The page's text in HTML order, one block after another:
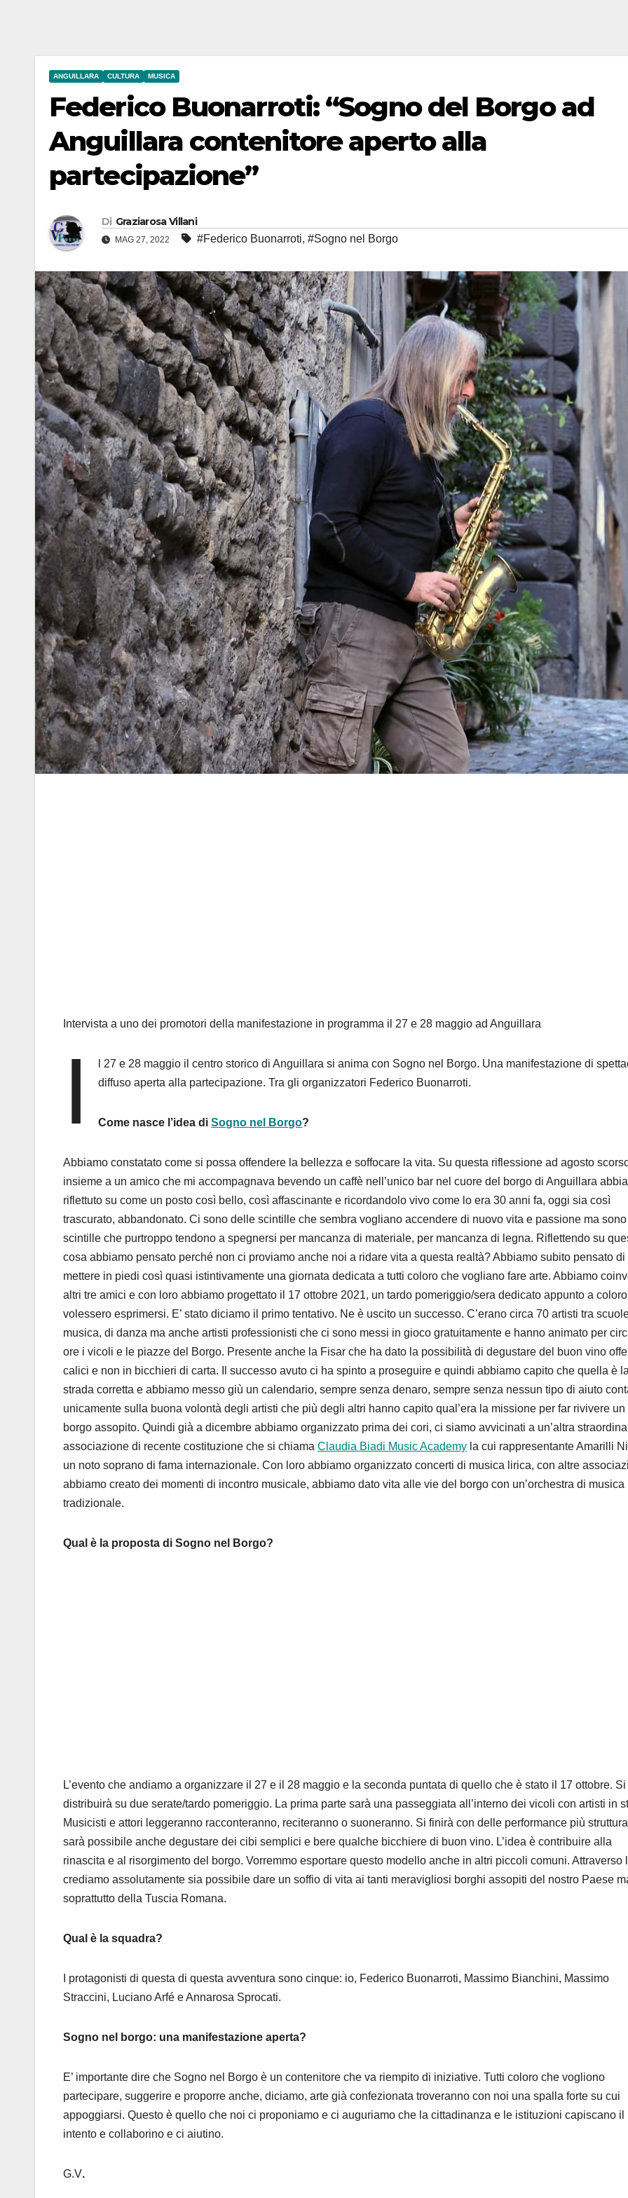
ANGUILLARA CULTURA MUSICA
Federico Buonarroti: “Sogno del Borgo ad
Anguillara contenitore aperto alla
partecipazione”
Di Graziarosa Villani
MAG 27, 2022 #Federico Buonarroti, #Sogno nel Borgo
Intervista a uno dei promotori della manifestazione in programma il 27 e 28 maggio ad Anguillara
I
l 27 e 28 maggio il centro storico di Anguillara si anima con Sogno nel Borgo. Una manifestazione di
diffuso aperta alla partecipazione. Tra gli organizzatori Federico Buonarroti.
Come nasce l’idea diSogno nel Borgo?
Abbiamo constatato come si possa offendere la bellezza e soffocare la vita. Su questa riflessione ad agosto
insieme a un amico che mi accompagnava bevendo un caffè nell’unico bar nel cuore del borgo di Anguillara
riflettuto su come un posto così bello, così affascinante e ricordandolo vivo come lo era 30 anni fa, oggi sia così
trascurato, abbandonato. Ci sono delle scintille che sembra vogliano accendere di nuovo vita e passione ma sono
scintille che purtroppo tendono a spegnersi per mancanza di materiale, per mancanza di legna. Riflettendo su
cosa abbiamo pensato perché non ci proviamo anche noi a ridare vita a questa realtà? Abbiamo subito pensato di
mettere in piedi così quasi istintivamente una giornata dedicata a tutti coloro che vogliano fare arte. Abbiamo
altri tre amici e con loro abbiamo progettato il 17 ottobre 2021, un tardo pomeriggio/sera dedicato appunto a
volessero esprimersi. E’ stato diciamo il primo tentativo. Ne è uscito un successo. C’erano circa 70 artisti tra
musica, di danza ma anche artisti professionisti che ci sono messi in gioco gratuitamente e hanno animato per
ore i vicoli e le piazze del Borgo. Presente anche la Fisar che ha dato la possibilità di degustare del buon vino
calici e non in bicchieri di carta. Il successo avuto ci ha spinto a proseguire e quindi abbiamo capito che quella è la
strada corretta e abbiamo messo giù un calendario, sempre senza denaro, sempre senza nessun tipo di aiuto
unicamente sulla buona volontà degli artisti che più degli altri hanno capito qual’era la missione per far rivivere un
borgo assopito. Quindi già a dicembre abbiamo organizzato prima dei cori, ci siamo avvicinati a un’altra
associazione di recente costituzione che si chiama Claudia Biadi Music Academy la cui rappresentante Amarilli
un noto soprano di fama internazionale. Con loro abbiamo organizzato concerti di musica lirica, con altre
abbiamo creato dei momenti di incontro musicale, abbiamo dato vita alle vie del borgo con un’orchestra di musica
tradizionale.
Qual è la proposta di Sogno nel Borgo?
L’evento che andiamo a organizzare il 27 e il 28 maggio e la seconda puntata di quello che è stato il 17 ottobre. Si
distribuirà su due serate/tardo pomeriggio. La prima parte sarà una passeggiata all’interno dei vicoli con artisti in
Musicisti e attori leggeranno racconteranno, reciteranno o suoneranno. Si finirà con delle performance più
sarà possibile anche degustare dei cibi semplici e bere qualche bicchiere di buon vino. L’idea è contribuire alla
rinascita e al risorgimento del borgo. Vorremmo esportare questo modello anche in altri piccoli comuni. Attraverso
crediamo assolutamente sia possibile dare un soffio di vita ai tanti meravigliosi borghi assopiti del nostro Paese
soprattutto della Tuscia Romana.
Qual è la squadra?
I protagonisti di questa di questa avventura sono cinque: io, Federico Buonarroti, Massimo Bianchini, Massimo
Straccini, Luciano Arfé e Annarosa Sprocati.
Sogno nel borgo: una manifestazione aperta?
E’ importante dire che Sogno nel Borgo è un contenitore che va riempito di iniziative. Tutti coloro che vogliono
partecipare, suggerire e proporre anche, diciamo, arte già confezionata troveranno con noi una spalla forte su cui
appoggiarsi. Questo è quello che noi ci proponiamo e ci auguriamo che la cittadinanza e le istituzioni capiscano il
intento e collaborino e ci aiutino.
G.V.